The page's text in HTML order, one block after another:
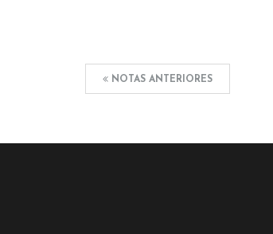
NOTAS ANTERIORES